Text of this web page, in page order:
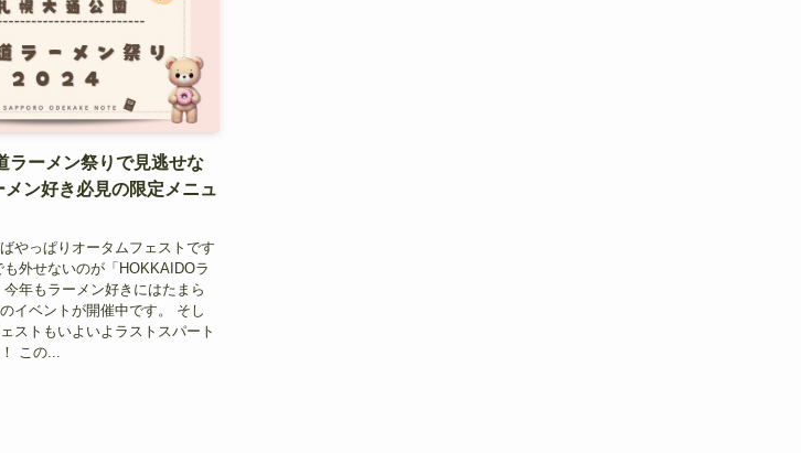
ラーメン祭りで見逃せな
メン好き必見の限定メニュ
やっぱりオータムフェストです
も外せないのが「HOKKAIDOラ
年もラーメン好きにはたまら
イベントが開催中です。 そし
ストもいよいよラストスパート
この...